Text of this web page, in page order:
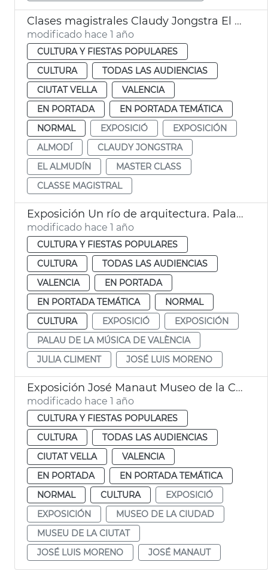
Clases magistrales Claudy Jongstra El Almudín València
modificado hace 1 año
CULTURA Y FIESTAS POPULARES
CULTURA
TODAS LAS AUDIENCIAS
CIUTAT VELLA
VALENCIA
EN PORTADA
EN PORTADA TEMÁTICA
NORMAL
EXPOSICIÓ
EXPOSICIÓN
ALMODÍ
CLAUDY JONGSTRA
EL ALMUDÍN
MASTER CLASS
CLASSE MAGISTRAL
Exposición Un río de arquitectura. Palau de la Música de València
modificado hace 1 año
CULTURA Y FIESTAS POPULARES
CULTURA
TODAS LAS AUDIENCIAS
VALENCIA
EN PORTADA
EN PORTADA TEMÁTICA
NORMAL
CULTURA
EXPOSICIÓ
EXPOSICIÓN
PALAU DE LA MÚSICA DE VALÈNCIA
JULIA CLIMENT
JOSÉ LUIS MORENO
Exposición José Manaut Museo de la Ciudad València
modificado hace 1 año
CULTURA Y FIESTAS POPULARES
CULTURA
TODAS LAS AUDIENCIAS
CIUTAT VELLA
VALENCIA
EN PORTADA
EN PORTADA TEMÁTICA
NORMAL
CULTURA
EXPOSICIÓ
EXPOSICIÓN
MUSEO DE LA CIUDAD
MUSEU DE LA CIUTAT
JOSÉ LUIS MORENO
JOSÉ MANAUT